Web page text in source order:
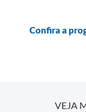
Confira a
VEJA